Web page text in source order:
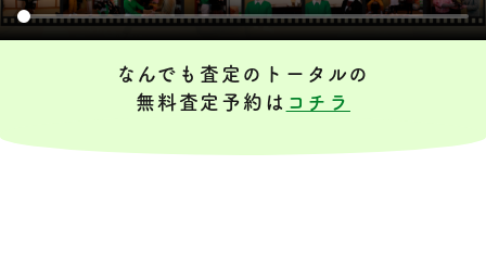
なんでも査定のトータルの
無料査定予約は コチラ